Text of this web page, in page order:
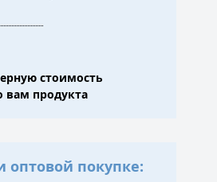
стоимость
вам продукта
оптовой покупке: